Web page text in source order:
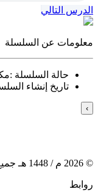
الدرس التالي
معلومات عن السلسلة
حالة السلسلة :
تاريخ إنشاء
›
©
2026 م / 1448 هـ
روابط